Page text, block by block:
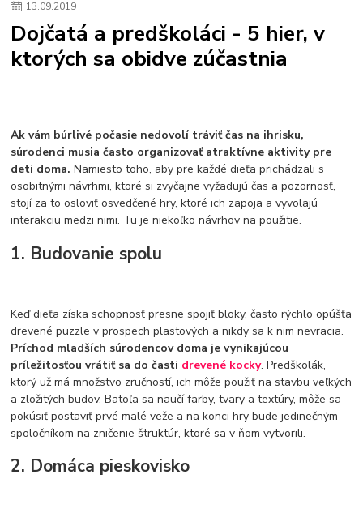
Plyšový macovia
Lego Star Wars
Darčeky na Vianoce 2019
Vianočný darček pre dievča do 20€
Darčeky pre dievčatá
Star Wars
Hry pre deti
L.O.L. Surprise zvieratká
L.O.L. Surprise hračky
L.O.L. Surprise domčeky
L.O.L. Surprise postavičky
L.O.L. Surprise zberateľské figúrky
L.O.L. OMG L.O.L. OMG Bábiky
13.09.2019
Dojčatá a predškoláci - 5 hier, v
ktorých sa obidve zúčastnia
Ak vám búrlivé počasie nedovolí tráviť čas na ihrisku,
súrodenci musia často organizovať atraktívne aktivity pre
deti doma.Namiesto toho, aby pre každé dieťa prichádzali s
osobitnými návrhmi, ktoré si zvyčajne vyžadujú čas a pozornosť,
stojí za to osloviť osvedčené hry, ktoré ich zapoja a vyvolajú
interakciu medzi nimi. Tu je niekoľko návrhov na použitie.
1. Budovanie spolu
Keď dieťa získa schopnosť presne spojiť bloky, často rýchlo opúšťa
drevené puzzle v prospech plastových a nikdy sa k nim nevracia.
Príchod mladších súrodencov doma je vynikajúcou
príležitosťou vrátiť sa do časti drevené kocky. Predškolák,
ktorý už má množstvo zručností, ich môže použiť na stavbu veľkých
a zložitých budov. Batoľa sa naučí farby, tvary a textúry, môže sa
pokúsiť postaviť prvé malé veže a na konci hry bude jedinečným
spoločníkom na zničenie štruktúr, ktoré sa v ňom vytvorili.
2. Domáca pieskovisko